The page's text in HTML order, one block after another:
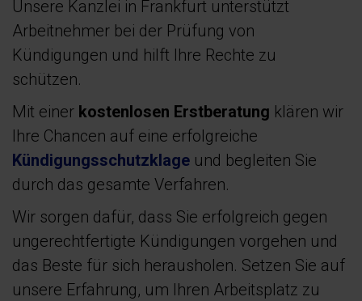
Unsere Kanzlei in Frankfurt unterstützt
Arbeitnehmer bei der Prüfung von
Kündigungen und hilft Ihre Rechte zu
schützen.
Mit einer kostenlosen Erstberatung klären wir
Ihre Chancen auf eine erfolgreiche
Kündigungsschutzklage und begleiten Sie
durch das gesamte Verfahren.
Wir sorgen dafür, dass Sie erfolgreich gegen
ungerechtfertigte Kündigungen vorgehen und
das Beste für sich herausholen. Setzen Sie auf
unsere Erfahrung, um Ihren Arbeitsplatz zu